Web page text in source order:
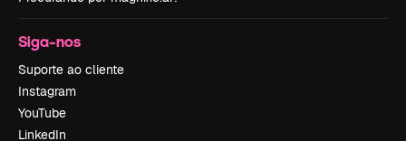
Siga-nos
Suporte ao cliente
Instagram
YouTube
LinkedIn